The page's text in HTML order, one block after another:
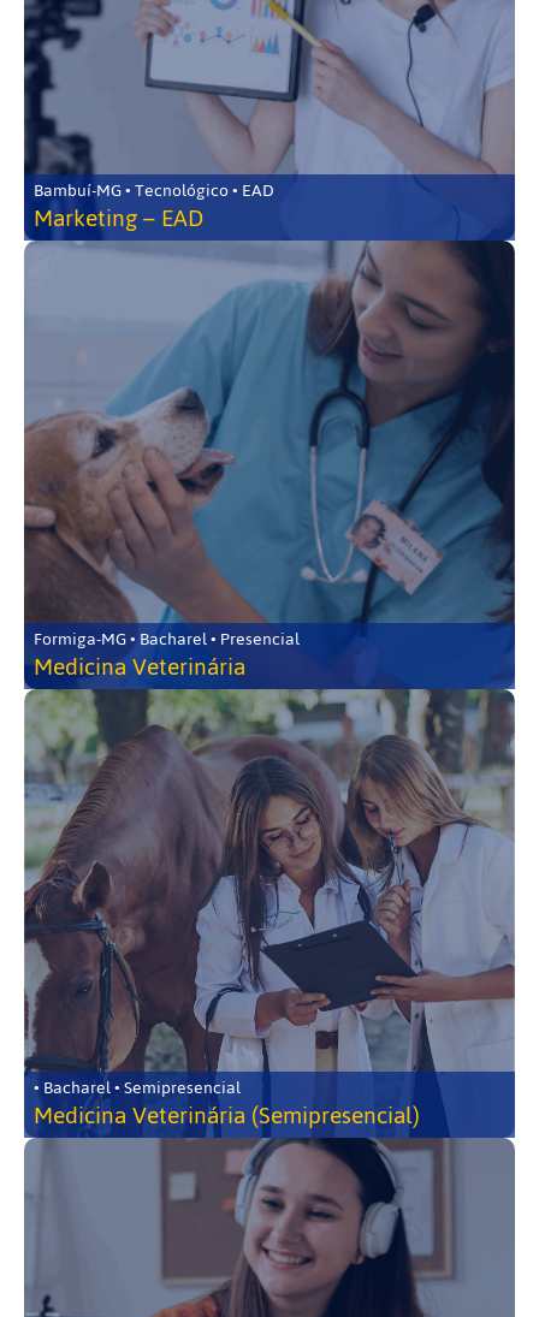
Bambuí-MG • Tecnológico • EAD
Marketing – EAD
Formiga-MG • Bacharel • Presencial
Medicina Veterinária
• Bacharel • Semipresencial
Medicina Veterinária (Semipresencial)